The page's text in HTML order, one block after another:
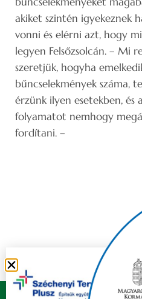
akiket szintén igyekeznek
vonni és elérni azt, hogy
legyen Felsőzsolcán. – Mi
szeretjük, hogyha
bűncselekmények száma,
érzünk ilyen esetekben,
folyamatot nemhogy
fordítani. –
Copyright © 2021